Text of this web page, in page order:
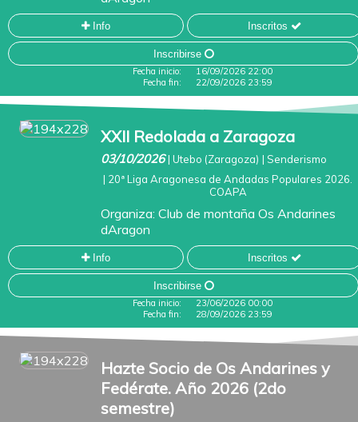
Info Inscritos
Inscribirse
Fecha inicio:
16/09/2026 22:00
Fecha fin:
22/09/2026 23:59
XXII Redolada a Zaragoza
03/10/2026 | Utebo (Zaragoza) | Senderismo
| 20ª Liga Aragonesa de Andadas Populares 2026.
COAPA
Organiza: Club de montaña Os Andarines
dAragon
Info Inscritos
Inscribirse
Fecha inicio:
23/06/2026 00:00
Fecha fin:
28/09/2026 23:59
Hazte Socio de Os Andarines y
Fedérate. Año 2026 (2do
semestre)